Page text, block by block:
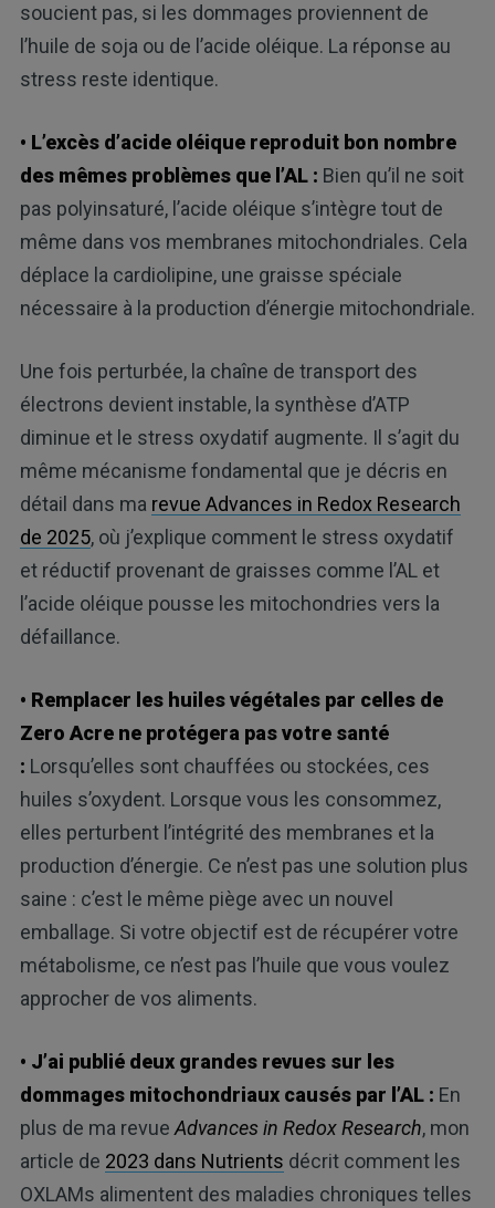
soucient pas, si les dommages proviennent de
l’huile de soja ou de l’acide oléique. La réponse au
stress reste identique.
• L’excès d’acide oléique reproduit bon nombre
des mêmes problèmes que l’AL : Bien qu’il ne soit
pas polyinsaturé, l’acide oléique s’intègre tout de
même dans vos membranes mitochondriales. Cela
déplace la cardiolipine, une graisse spéciale
nécessaire à la production d’énergie mitochondriale.
Une fois perturbée, la chaîne de transport des
électrons devient instable, la synthèse d’ATP
diminue et le stress oxydatif augmente. Il s’agit du
même mécanisme fondamental que je décris en
détail dans ma revue Advances in Redox Research
de 2025, où j’explique comment le stress oxydatif
et réductif provenant de graisses comme l’AL et
l’acide oléique pousse les mitochondries vers la
défaillance.
• Remplacer les huiles végétales par celles de
Zero Acre ne protégera pas votre santé
: Lorsqu’elles sont chauffées ou stockées, ces
huiles s’oxydent. Lorsque vous les consommez,
elles perturbent l’intégrité des membranes et la
production d’énergie. Ce n’est pas une solution plus
saine : c’est le même piège avec un nouvel
emballage. Si votre objectif est de récupérer votre
métabolisme, ce n’est pas l’huile que vous voulez
approcher de vos aliments.
• J’ai publié deux grandes revues sur les
dommages mitochondriaux causés par l’AL : En
plus de ma revueAdvances in Redox Research, mon
article de 2023 dans Nutrients décrit comment les
OXLAMs alimentent des maladies chroniques telles